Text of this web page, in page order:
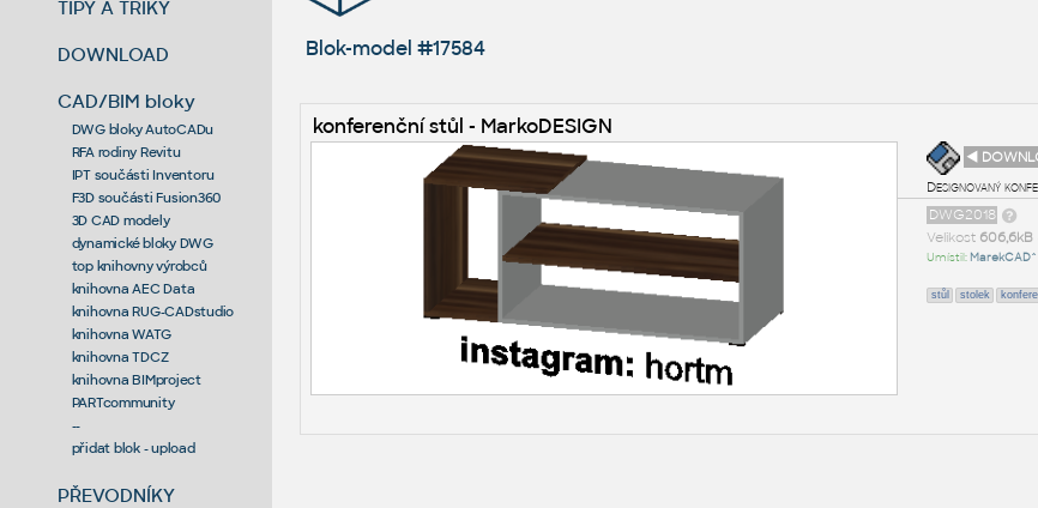
TIPY A TRIKY
DOWNLOAD
CAD/BIM bloky
DWG bloky AutoCADu
RFA rodiny Revitu
IPT součásti Inventoru
F3D součásti Fusion360
3D CAD modely
dynamické bloky DWG
top knihovny výrobců
knihovna AEC Data
knihovna RUG-CADstudio
knihovna WATG
knihovna TDCZ
knihovna BIMproject
PARTcommunity
--
přidat blok - upload
PŘEVODNÍKY
Blok-model #17584
konferenční stůl - MarkoDESIGN
◄
Designovaný
DWG2018
Velikost 606,6kB
Umístil: MarekCAD^
stůl stolek